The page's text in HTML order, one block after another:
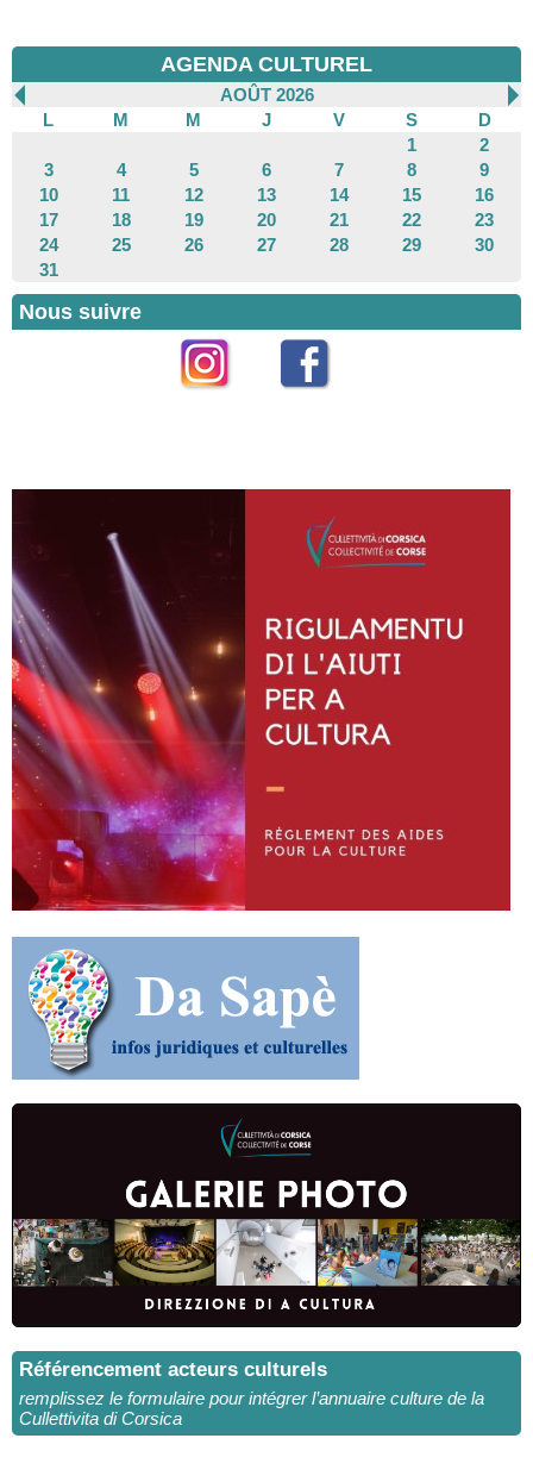
AGENDA CULTUREL
AOÛT 2026
L
M M J V S
D
1
2
3
4 5 6 7 8
9
10
11 12 13 14 15
16
17
18 19 20 21 22
23
24
25 26 27 28 29
30
31
Nous suivre
Référencement acteurs culturels
remplissez le formulaire pour intégrer l’annuaire culture de la
Cullettivita di Corsica